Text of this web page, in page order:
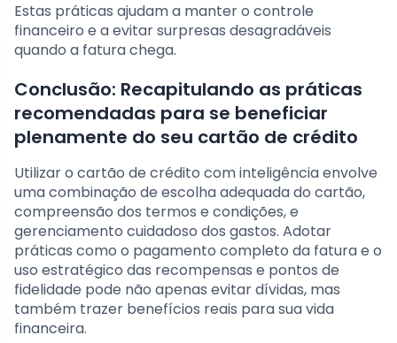
Estas práticas ajudam a manter o controle
financeiro e a evitar surpresas desagradáveis
quando a fatura chega.
Conclusão: Recapitulando as práticas
recomendadas para se beneficiar
plenamente do seu cartão de crédito
Utilizar o cartão de crédito com inteligência envolve
uma combinação de escolha adequada do cartão,
compreensão dos termos e condições, e
gerenciamento cuidadoso dos gastos. Adotar
práticas como o pagamento completo da fatura e o
uso estratégico das recompensas e pontos de
fidelidade pode não apenas evitar dívidas, mas
também trazer benefícios reais para sua vida
financeira.